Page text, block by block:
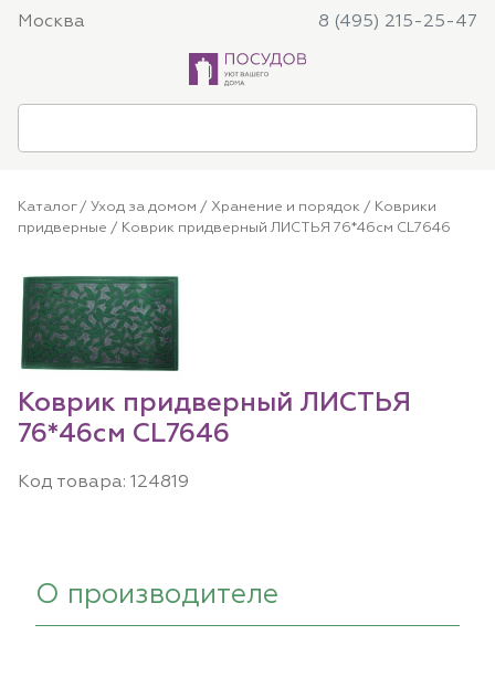
Москва 8 (495) 215-25-47
Каталог/ Уход за домом / Хранение и порядок / Коврики
придверные / Коврик придверный ЛИСТЬЯ 76*46см CL7646
Коврик придверный ЛИСТЬЯ
76*46см CL7646
Код товара: 124819
О производителе